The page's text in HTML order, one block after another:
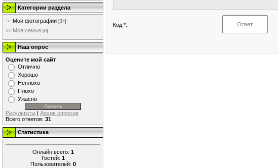
Категории раздела
Мои фотографии [34]
Моя семья [0]
Наш опрос
Оцените мой сайт
Отлично
Хорошо
Неплохо
Плохо
Ужасно
Результаты | Архив опросов
Всего ответов: 31
Статистика
Онлайн всего: 1
Гостей: 1
Пользователей: 0
Код *: